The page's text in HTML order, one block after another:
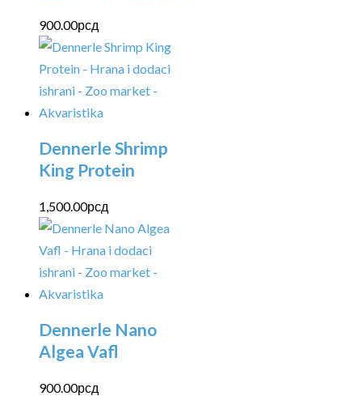
900.00рсд
Dennerle Shrimp
King Protein
1,500.00рсд
Dennerle Nano
Algea Vafl
900.00рсд